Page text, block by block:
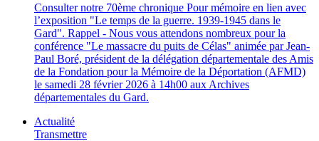
Consulter notre 70ème chronique Pour mémoire en lien avec
l’exposition "Le temps de la guerre. 1939-1945 dans le
Gard". Rappel - Nous vous attendons nombreux pour la
conférence "Le massacre du puits de Célas" animée par Jean-
Paul Boré, président de la délégation départementale des Amis
de la Fondation pour la Mémoire de la Déportation (AFMD)
le samedi 28 février 2026 à 14h00 aux Archives
départementales du Gard.
Actualité
Transmettre